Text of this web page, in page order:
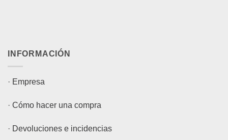
INFORMACIÓN
· Empresa
· Cómo hacer una compra
· Devoluciones e incidencias